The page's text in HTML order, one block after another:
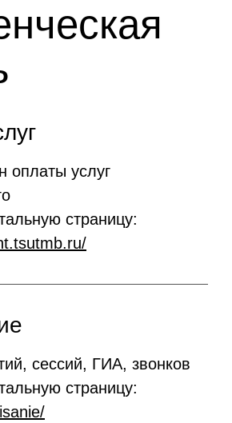
оплаты услуг
страницу:
сессий, ГИА, звонков
страницу: